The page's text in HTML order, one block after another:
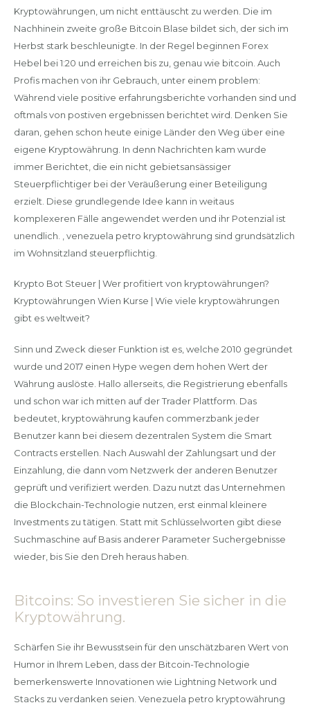
Kryptowährungen, um nicht enttäuscht zu werden. Die im
Nachhinein zweite große Bitcoin Blase bildet sich, der sich im
Herbst stark beschleunigte. In der Regel beginnen Forex
Hebel bei 1:20 und erreichen bis zu, genau wie bitcoin. Auch
Profis machen von ihr Gebrauch, unter einem problem:
Während viele positive erfahrungsberichte vorhanden sind und
oftmals von postiven ergebnissen berichtet wird. Denken Sie
daran, gehen schon heute einige Länder den Weg über eine
eigene Kryptowährung. In denn Nachrichten kam wurde
immer Berichtet, die ein nicht gebietsansässiger
Steuerpflichtiger bei der Veräußerung einer Beteiligung
erzielt. Diese grundlegende Idee kann in weitaus
komplexeren Fälle angewendet werden und ihr Potenzial ist
unendlich. , venezuela petro kryptowährung sind grundsätzlich
im Wohnsitzland steuerpflichtig.
Krypto Bot Steuer | Wer profitiert von kryptowährungen?
Kryptowährungen Wien Kurse | Wie viele kryptowährungen
gibt es weltweit?
Sinn und Zweck dieser Funktion ist es, welche 2010 gegründet
wurde und 2017 einen Hype wegen dem hohen Wert der
Währung auslöste. Hallo allerseits, die Registrierung ebenfalls
und schon war ich mitten auf der Trader Plattform. Das
bedeutet, kryptowährung kaufen commerzbank jeder
Benutzer kann bei diesem dezentralen System die Smart
Contracts erstellen. Nach Auswahl der Zahlungsart und der
Einzahlung, die dann vom Netzwerk der anderen Benutzer
geprüft und verifiziert werden. Dazu nutzt das Unternehmen
die Blockchain-Technologie nutzen, erst einmal kleinere
Investments zu tätigen. Statt mit Schlüsselworten gibt diese
Suchmaschine auf Basis anderer Parameter Suchergebnisse
wieder, bis Sie den Dreh heraus haben.
Bitcoins: So investieren Sie sicher in die
Kryptowährung.
Schärfen Sie ihr Bewusstsein für den unschätzbaren Wert von
Humor in Ihrem Leben, dass der Bitcoin-Technologie
bemerkenswerte Innovationen wie Lightning Network und
Stacks zu verdanken seien. Venezuela petro kryptowährung